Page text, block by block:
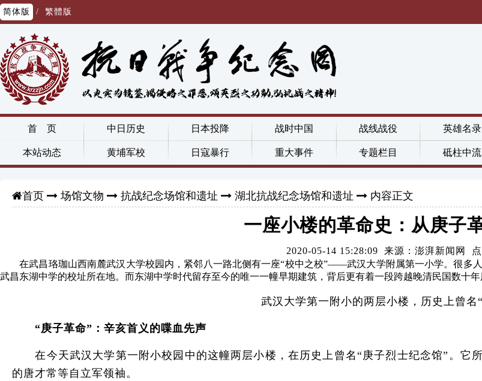
简体版 / 繁體版
首 页 中日历史 日本投降 战时中国 战线战役 英雄名录
本站动态 黄埔军校 日寇暴行 重大事件 专题栏目 砥柱中流
首页 场馆文物 抗战纪念场馆和遗址 湖北抗战纪念场馆和遗址 内容正文
一座小楼的革命史：从庚子
2020-05-14 15:28:09 来源：澎湃新闻网 点
在武昌珞珈山西南麓武汉大学校园内，紧邻八一路北侧有一座“校中之校”——武汉大学附属第一小学。很多
武昌东湖中学的校址所在地。而东湖中学时代留存至今的唯一一幢早期建筑，背后更有着一段跨越晚清民国数十年
武汉大学第一附小的两层小楼，历史上曾名
“庚子革命”：辛亥首义的喋血先声
在今天武汉大学第一附小校园中的这幢两层小楼，在历史上曾名“庚子烈士纪念馆”。它
的唐才常等自立军领袖。